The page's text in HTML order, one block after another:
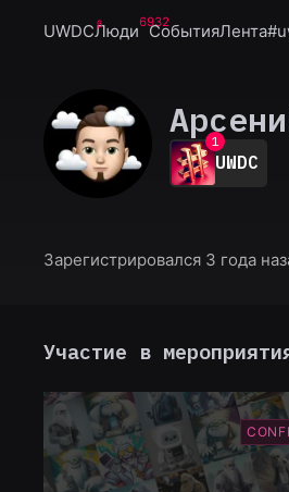
UWDCЛюди6932
СобытияЛента
0
1
2
3
7
UWDC
Зарегистрировался 3 года
Участие в